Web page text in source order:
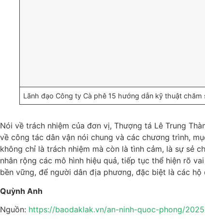
Lãnh đạo Công ty Cà phê 15 hướng dẫn kỹ thuật
Nói về trách nhiệm của đơn vị, Thượng tá Lê Trung
về công tác dân vận nói chung và các chương trình,
không chỉ là trách nhiệm mà còn là tình cảm, là sự sẻ
nhân rộng các mô hình hiệu quả, tiếp tục thể hiện rõ
bền vững, để người dân địa phương, đặc biệt là các
Quỳnh Anh
Nguồn: https://baodaklak.vn/an-ninh-quoc-phong/